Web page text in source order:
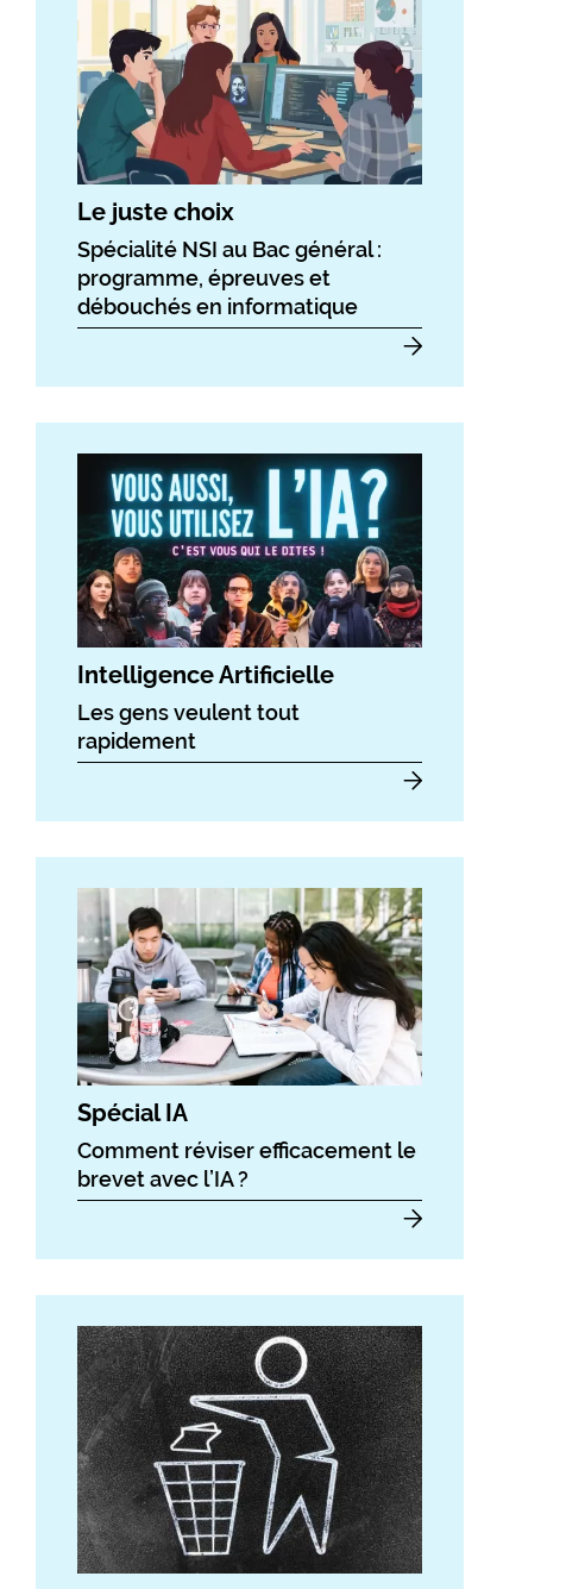
Le juste choix
Spécialité NSI au Bac général :
programme, épreuves et
débouchés en informatique
Intelligence Artificielle
Les gens veulent tout
rapidement
Spécial IA
Comment réviser efficacement le
brevet avec l’IA ?